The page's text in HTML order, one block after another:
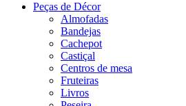
Peças de Décor
Almofadas
Bandejas
Cachepot
Castiçal
Centros de mesa
Fruteiras
Livros